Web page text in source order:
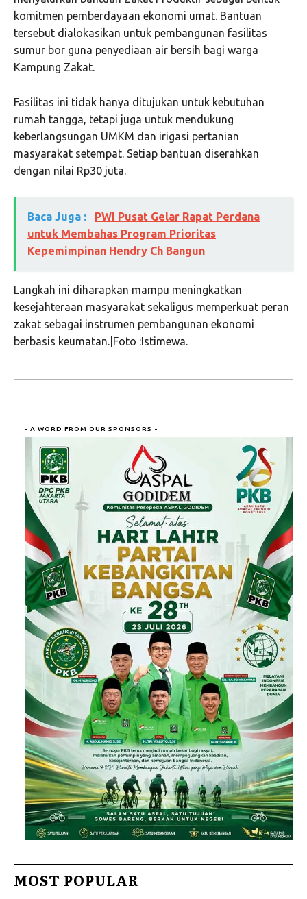
komitmen pemberdayaan ekonomi umat. Bantuan
tersebut dialokasikan untuk pembangunan fasilitas
sumur bor guna penyediaan air bersih bagi warga
Kampung Zakat.
Fasilitas ini tidak hanya ditujukan untuk kebutuhan
rumah tangga, tetapi juga untuk mendukung
keberlangsungan UMKM dan irigasi pertanian
masyarakat setempat. Setiap bantuan diserahkan
dengan nilai Rp30 juta.
Baca Juga :
PWI Pusat Gelar Rapat Perdana
untuk Membahas Program Prioritas
Kepemimpinan Hendry Ch Bangun
Langkah ini diharapkan mampu meningkatkan
kesejahteraan masyarakat sekaligus memperkuat peran
zakat sebagai instrumen pembangunan ekonomi
berbasis keumatan.|Foto :Istimewa.
- A WORD FROM OUR SPONSORS -
MOST POPULAR